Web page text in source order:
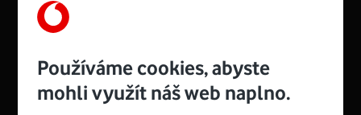
Používáme cookies, abyste
mohli využít náš web naplno.